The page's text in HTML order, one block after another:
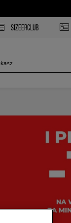
SIZEERCLUB